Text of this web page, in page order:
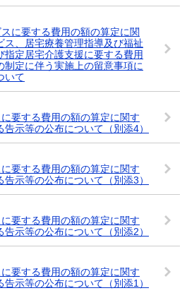
に要する費用の額の算定に関
ス、居宅療養管理指導及び福祉
指定居宅介護支援に要する費用
定に伴う実施上の留意事項に
いて
要する費用の額の算定に関す
示等の公布について（別添4）
要する費用の額の算定に関す
示等の公布について（別添3）
要する費用の額の算定に関す
示等の公布について（別添2）
要する費用の額の算定に関す
示等の公布について（別添1）